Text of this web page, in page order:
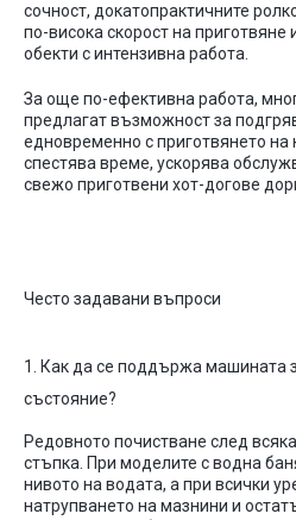
сочност, докатопрактичните
по-висока скорост на приготвяне
обекти с интензивна работа.
За още по-ефективна работа,
предлагат възможност за
едновременно с приготвянето на
спестява време, ускорява
свежо приготвени хот-догове
Често задавани въпроси
1. Как да се поддържа машината
състояние?
Редовното почистване след всяка
стъпка При моделите сводна
нивото на водата, а при всички
натрупването на мазнини и